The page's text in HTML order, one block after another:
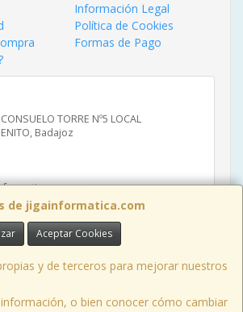
de jigainformatica.com
Aceptar Cookies
y de terceros para mejorar nuestros
o bien conocer cómo cambiar
Información Legal
Política de Cookies
Formas de Pago
TORRE Nº5 LOCAL
, Badajoz
17:00 a 20:00